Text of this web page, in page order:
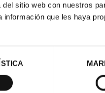
sitio web con nuestros
que les haya